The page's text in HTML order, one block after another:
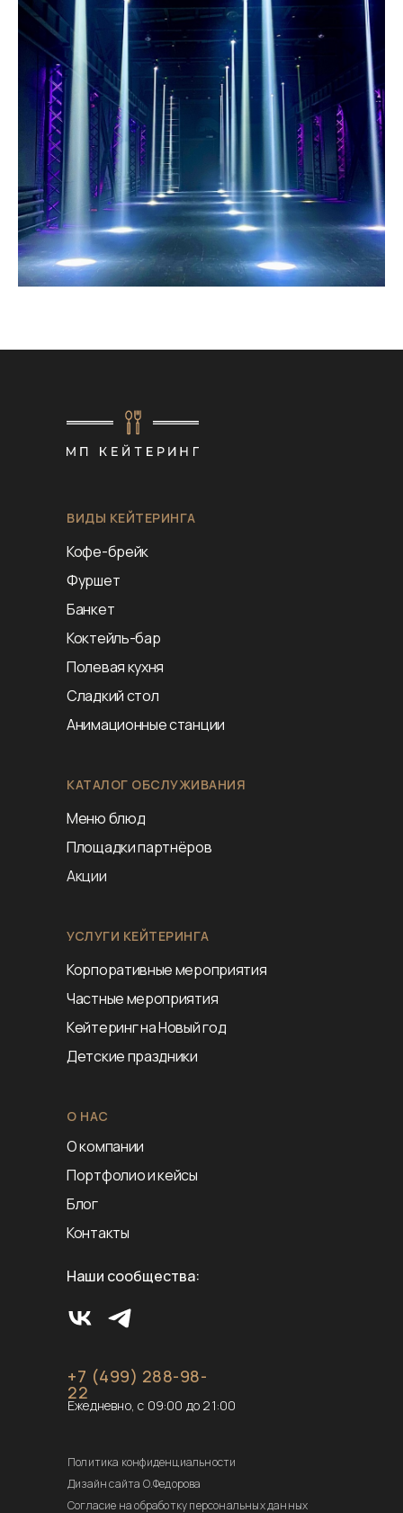
ВИДЫ КЕЙТЕРИНГА
Кофе-брейк
Фуршет
Банкет
Коктейль-бар
Полевая кухня
Сладкий стол
Анимационные станции
КАТАЛОГ ОБСЛУЖИВАНИЯ
Меню блюд
Площадки партнёров
Акции
УСЛУГИ КЕЙТЕРИНГА
Корпоративные мероприятия
Частные мероприятия
Кейтеринг на Новый год
Детские праздники
О НАС
О компании
Портфолио и кейсы
Блог
Контакты
Политика конфиденциальности
Дизайн сайта О.Федорова
Согласие на обработку персональных данных
+7 (499) 288-98-
22
Ежедневно, с 09:00 до 21:00
Наши сообщества: